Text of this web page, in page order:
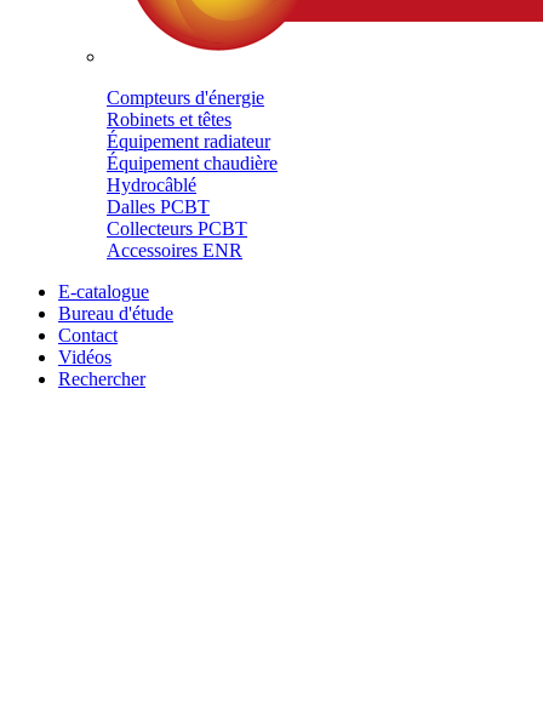
Compteurs d'énergie
Robinets et têtes
Équipement radiateur
Équipement chaudière
Hydrocâblé
Dalles PCBT
Collecteurs PCBT
Accessoires ENR
E-catalogue
Bureau d'étude
Contact
Vidéos
Rechercher